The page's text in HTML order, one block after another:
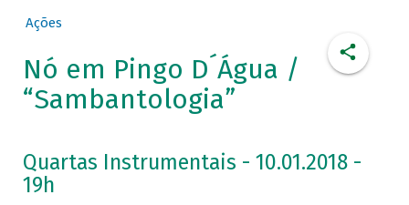
Ações
Nó em Pingo D´Água /
“Sambantologia”
Quartas Instrumentais - 10.01.2018 -
19h